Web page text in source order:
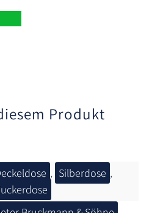
Produkt
, Silberdose ,